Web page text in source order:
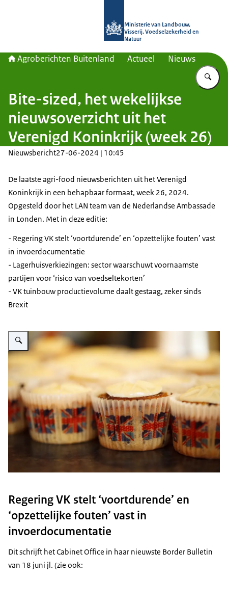
Ministerie van Landbouw,
Visserij, Voedselzekerheid en
Natuur
Agroberichten Buitenland Actueel Nieuws
Bite-sized, het wekelijkse
nieuwsoverzicht uit het
Verenigd Koninkrijk (week 26)
Nieuwsbericht27-06-2024 | 10:45
De laatste agri-food nieuwsberichten uit het Verenigd
Koninkrijk in een behapbaar formaat, week 26, 2024.
Opgesteld door het LAN team van de Nederlandse Ambassade
in Londen. Met in deze editie:
- Regering VK stelt ‘voortdurende’ en ‘opzettelijke fouten’ vast
in invoerdocumentatie
- Lagerhuisverkiezingen: sector waarschuwt voornaamste
partijen voor ‘risico van voedseltekorten’
- VK tuinbouw productievolume daalt gestaag, zeker sinds
Brexit
Vergroot afbeelding Bite-sized
Regering VK stelt ‘voortdurende’ en
‘opzettelijke fouten’ vast in
invoerdocumentatie
Dit schrijft het Cabinet Office in haar nieuwste Border Bulletin
van 18 juni jl. (zie ook: